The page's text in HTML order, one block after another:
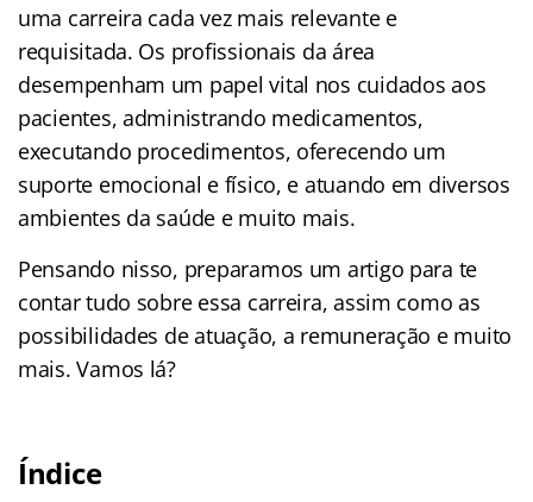
uma carreira cada vez mais relevante e
requisitada. Os profissionais da área
desempenham um papel vital nos cuidados aos
pacientes, administrando medicamentos,
executando procedimentos, oferecendo um
suporte emocional e físico, e atuando em diversos
ambientes da saúde e muito mais.
Pensando nisso, preparamos um artigo para te
contar tudo sobre essa carreira, assim como as
possibilidades de atuação, a remuneração e muito
mais. Vamos lá?
Índice